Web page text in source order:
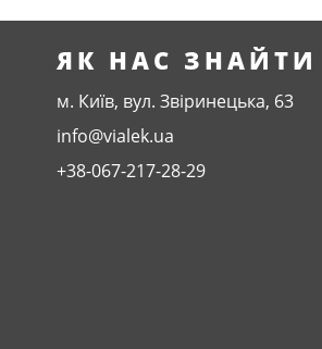
ЯК НАС ЗНАЙТИ
м. Київ, вул. Звіринецька, 63
info@vialek.ua
+38-067-217-28-29